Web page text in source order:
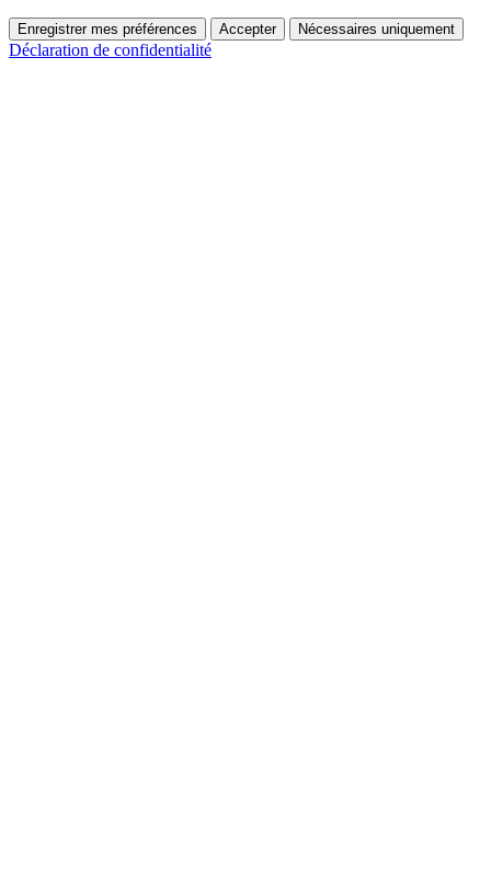
Enregistrer mes préférences Accepter Nécessaires uniquement
Déclaration de confidentialité